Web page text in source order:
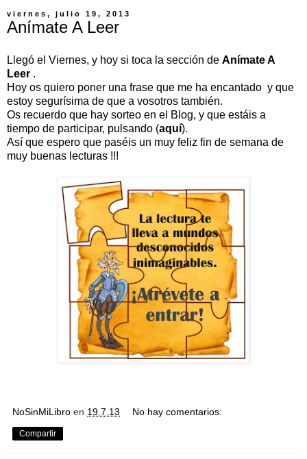
viernes, julio 19, 2013
Anímate A Leer
Llegó el Viernes, y hoy si toca la sección de Anímate A
Leer .
Hoy os quiero poner una frase que me ha encantado y que
estoy segurísima de que a vosotros también.
Os recuerdo que hay sorteo en el Blog, y que estáis a
tiempo de participar, pulsando (aquí).
Así que espero que paséis un muy feliz fin de semana de
muy buenas lecturas !!!
NoSinMiLibro en 19.7.13 No hay comentarios:
Compartir